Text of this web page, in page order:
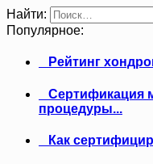
Найти:
Популярное:
Рейтинг
Сертификация
процедуры...
Как